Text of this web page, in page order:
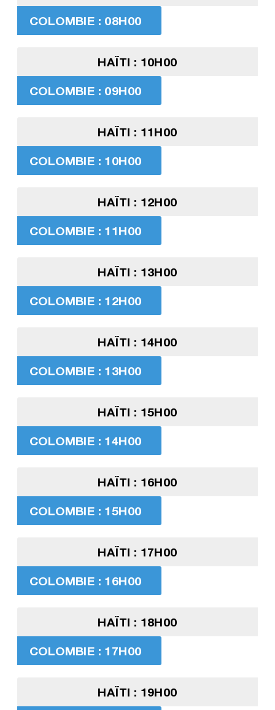
COLOMBIE : 08H00
HAÏTI : 10H00
COLOMBIE : 09H00
HAÏTI : 11H00
COLOMBIE : 10H00
HAÏTI : 12H00
COLOMBIE : 11H00
HAÏTI : 13H00
COLOMBIE : 12H00
HAÏTI : 14H00
COLOMBIE : 13H00
HAÏTI : 15H00
COLOMBIE : 14H00
HAÏTI : 16H00
COLOMBIE : 15H00
HAÏTI : 17H00
COLOMBIE : 16H00
HAÏTI : 18H00
COLOMBIE : 17H00
HAÏTI : 19H00